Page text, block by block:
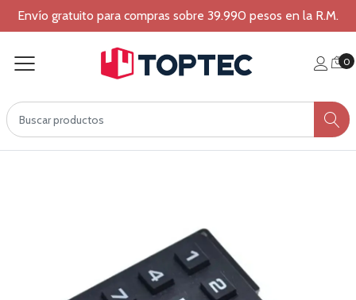
Envío gratuito para compras sobre 39.990 pesos en la R.M.
0